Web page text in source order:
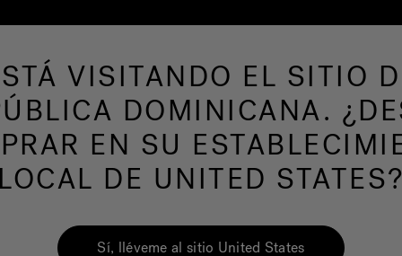
hidromasaje Más productos Nuestra
VISITANDO EL SITIO
DOMINICANA.
EN SU
LOCAL DE UNITED STATES?
Sí, lléveme al sitio United States